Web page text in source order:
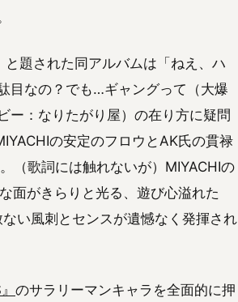
と題された同アルバムは「ねえ、ハ
目なの？でも…ギャングって（大爆
ー：なりたがり屋）の在り方に疑問
の安定のフロウとAK氏の貫禄
（歌詞には触れないが）MIYACHIの
面がきらりと光る、遊び心溢れた
い風刺とセンスが遺憾なく発揮され
のサラリーマンキャラを全面的に押